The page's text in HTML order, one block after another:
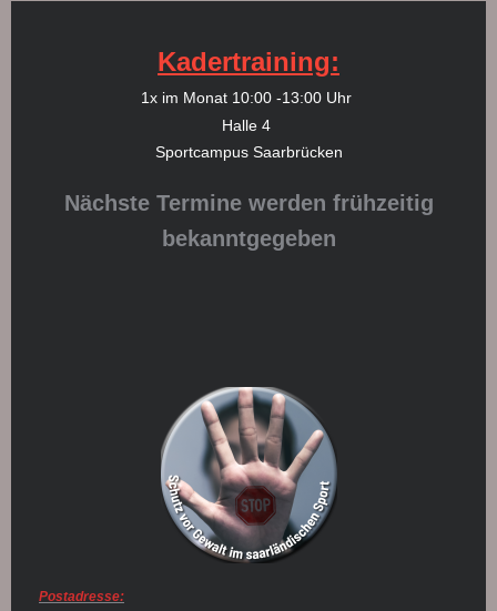
Kadertraining:
1x im Monat 10:00 -13:00 Uhr
Halle 4
Sportcampus Saarbrücken
Nächste Termine werden frühzeitig
bekanntgegeben
Postadresse: